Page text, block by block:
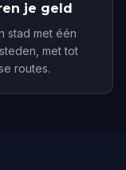
je geld
stad met één
met tot
routes.